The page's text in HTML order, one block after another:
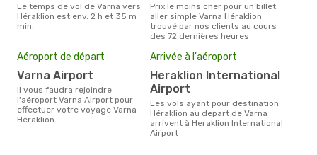
Le temps de vol de Varna vers
Héraklion est env. 2 h et 35 m
min.
Prix le moins cher pour un billet
aller simple Varna Héraklion
trouvé par nos clients au cours
des 72 dernières heures
Aéroport de départ
Varna Airport
Il vous faudra rejoindre
l'aéroport Varna Airport pour
effectuer votre voyage Varna
Héraklion.
Arrivée à l'aéroport
Heraklion International
Airport
Les vols ayant pour destination
Héraklion au depart de Varna
arrivent à Heraklion International
Airport